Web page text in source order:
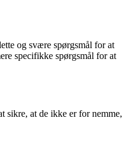
og svære spørgsmål for at
specifikke spørgsmål for at
sikre, at de ikke er for nemme,